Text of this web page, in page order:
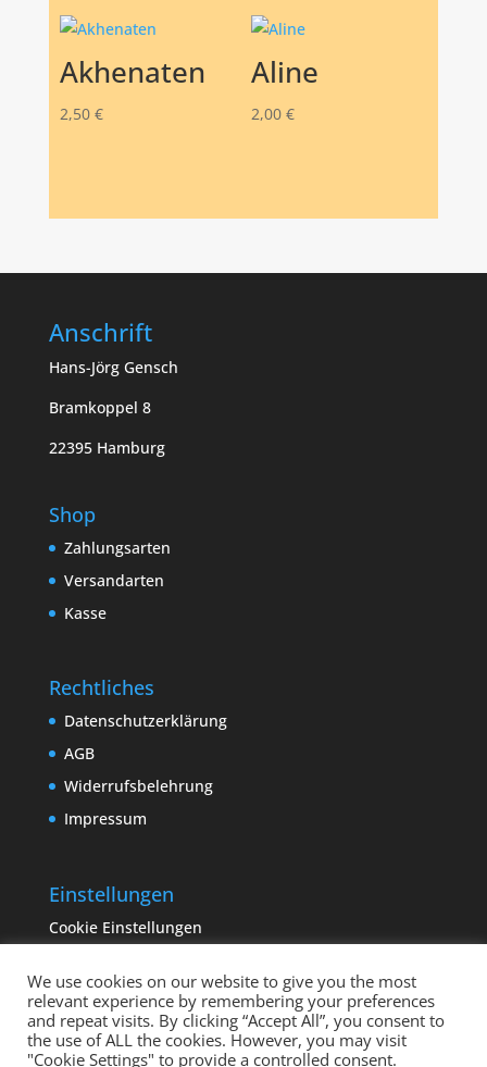
Akhenaten
2,50 €
Aline
2,00 €
Anschrift
Hans-Jörg Gensch
Bramkoppel 8
22395 Hamburg
Shop
Zahlungsarten
Versandarten
Kasse
Rechtliches
Datenschutzerklärung
AGB
Widerrufsbelehrung
Impressum
Einstellungen
Cookie Einstellungen
We use cookies on our website to give you the most
relevant experience by remembering your preferences
and repeat visits. By clicking “Accept All”, you consent to
the use of ALL the cookies. However, you may visit
"Cookie Settings" to provide a controlled consent.